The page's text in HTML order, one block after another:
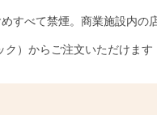
すべて禁煙。商業施設内の
）からご注文いただけます